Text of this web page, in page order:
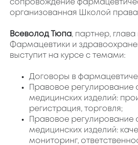
сопровождение
организованная Школой права
Всеволод Тюпа, партнер, глава
Фармацевтики и
выступит на курсе с темами:
Договоры в
Правовое регулирование
медицинских изделий:
регистрация, торговля;
Правовое регулирование
медицинских изделий:
мониторинг,